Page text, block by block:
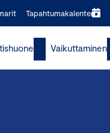
Tapahtumakalenteri
Vaikuttaminen